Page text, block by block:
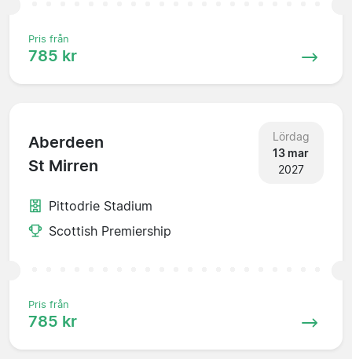
Pris från
785 kr
Aberdeen
St Mirren
Lördag
13 mar
2027
Pittodrie Stadium
Scottish Premiership
Pris från
785 kr